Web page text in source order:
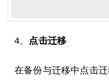
4、 点击迁移
在备份与迁移中点击